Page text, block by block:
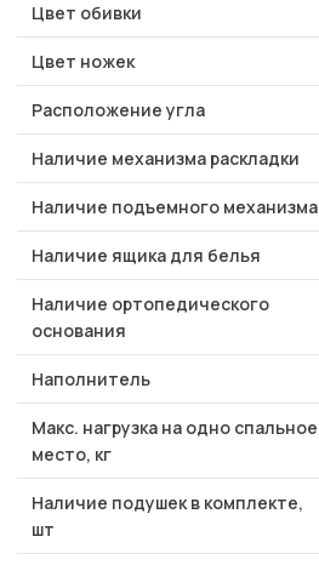
Цвет обивки
Цвет ножек
Расположение угла
Наличие механизма раскладки
Наличие подъемного механизма
Наличие ящика для белья
Наличие ортопедического
основания
Наполнитель
Макс. нагрузка на одно спальное
место, кг
Наличие подушек в комплекте,
шт